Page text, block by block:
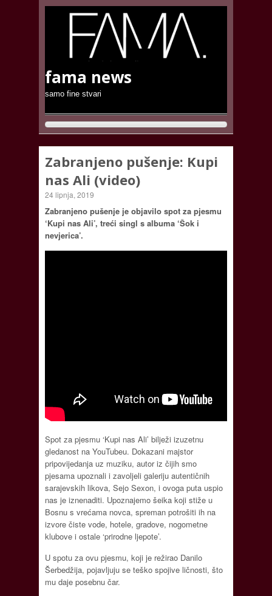
fama news
samo fine stvari
Zabranjeno pušenje: Kupi
nas Ali (video)
24 lipnja, 2019
Zabranjeno pušenje je objavilo spot za pjesmu
‘Kupi nas Ali’, treći singl s albuma ‘Šok i
nevjerica’.
Spot za pjesmu ‘Kupi nas Ali’ bilježi izuzetnu
gledanost na YouTubeu. Dokazani majstor
pripovijedanja uz muziku, autor iz čijih smo
pjesama upoznali i zavoljeli galeriju autentičnih
sarajevskih likova, Sejo Sexon, i ovoga puta uspio
nas je iznenaditi. Upoznajemo šeika koji stiže u
Bosnu s vrećama novca, spreman potrošiti ih na
izvore čiste vode, hotele, gradove, nogometne
klubove i ostale ‘prirodne ljepote’.
U spotu za ovu pjesmu, koji je režirao Danilo
Šerbedžija, pojavljuju se teško spojive ličnosti, što
mu daje posebnu čar.